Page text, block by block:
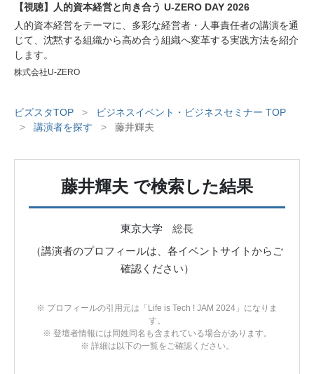
【視聴】人的資本経営と向き合う U-ZERO DAY 2026
人的資本経営をテーマに、多彩な経営者・人事責任者の講演を通
じて、沈黙する組織から高め合う組織へ変革する実践方法を紹介
します。
株式会社U-ZERO
ビズスタTOP >
ビジネスイベント・ビジネスセミナー TOP
>
講演者を探す > 藤井輝夫
藤井輝夫 で検索した結果
東京大学
総長
（講演者のプロフィールは、各イベントサイトからご
確認ください）
※ プロフィールの引用元は「Life is Tech ! JAM 2024」になりま
す。
※ 登壇者情報には同姓同名も含まれている場合があります。
※ 詳細は以下の一覧をご確認ください。